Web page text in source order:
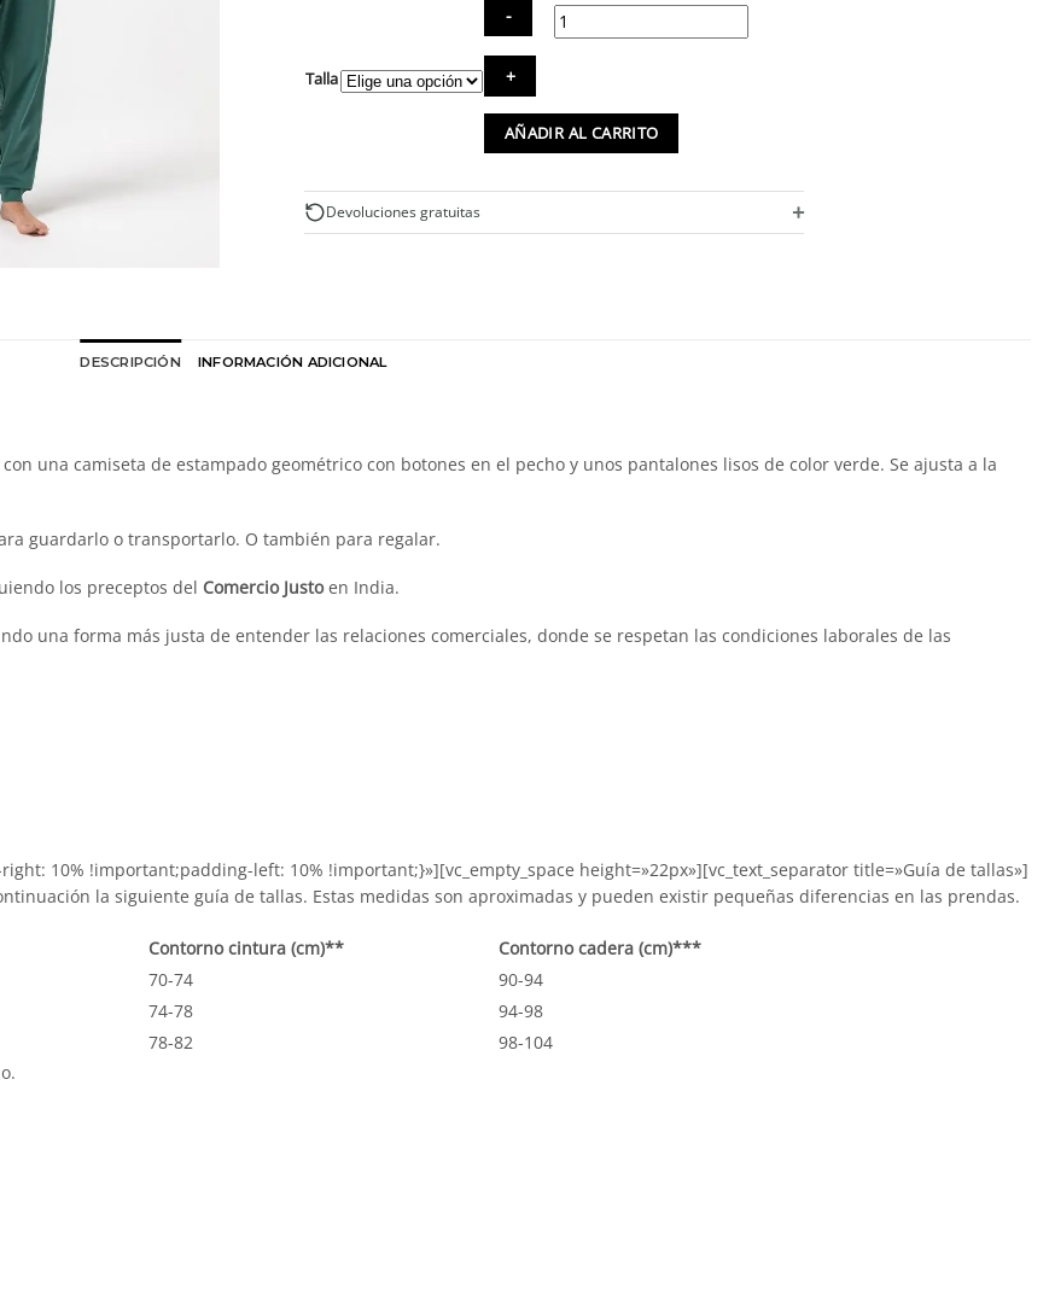
Talla
Pijama
orgánico
mujer
cantidad
AÑADIR AL CARRITO
Devoluciones gratuitas +
DESCRIPCIÓN INFORMACIÓN ADICIONAL
una camiseta de estampado geométrico con botones en el pecho y unos pantalones lisos de color verde. Se ajusta a la
guardarlo o transportarlo. O también para regalar.
los preceptos del Comercio Justoen India.
una forma más justa de entender las relaciones comerciales, donde se respetan las condiciones laborales de las
10% !important;padding-left: 10% !important;}»][vc_empty_space height=»22px»][vc_text_separator title=»Guía de tallas»]
la siguiente guía de tallas. Estas medidas son aproximadas y pueden existir pequeñas diferencias en las prendas.
Contorno cintura (cm)**
Contorno cadera (cm)***
70-74
90-94
74-78
94-98
78-82
98-104